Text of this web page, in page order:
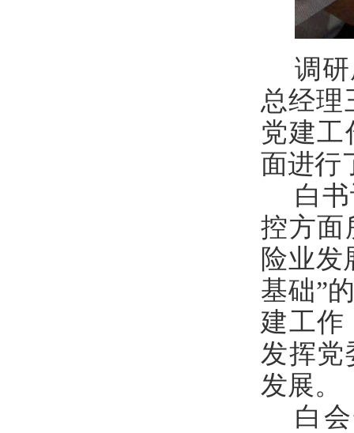
调
总经理
党建工
面进行
白
控方面
险业发
基础”
建工作
发挥党
发展。
白